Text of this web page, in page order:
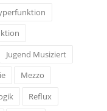
Jugend Musiziert
Mezzo
Reflux